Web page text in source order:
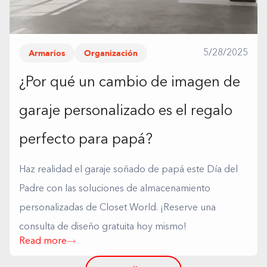
Armarios Organización 5/28/2025
¿Por qué un cambio de imagen de
garaje personalizado es el regalo
perfecto para papá?
Haz realidad el garaje soñado de papá este Día del
Padre con las soluciones de almacenamiento
personalizadas de Closet World. ¡Reserve una
consulta de diseño gratuita hoy mismo!
Read more